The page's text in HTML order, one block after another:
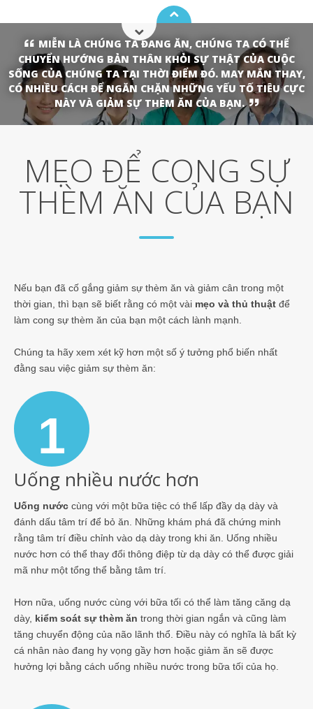
MIỄN LÀ CHÚNG TA ĐANG ĂN, CHÚNG TA CÓ THỂ
CHUYỂN HƯỚNG BẢN THÂN KHỎI SỰ THẬT CỦA CUỘC
SỐNG CỦA CHÚNG TA TẠI THỜI ĐIỂM ĐÓ. MAY MẮN THAY,
CÓ NHIỀU CÁCH ĐỂ NGĂN CHẶN NHỮNG YẾU TỐ TIÊU CỰC
NÀY VÀ GIẢM SỰ THÈM ĂN CỦA BẠN.
MẸO ĐỂ CONG SỰ
THÈM ĂN CỦA BẠN
Nếu bạn đã cố gắng giảm sự thèm ăn và giảm cân trong một
thời gian, thì bạn sẽ biết rằng có một vài mẹo và thủ thuật để
làm cong sự thèm ăn của bạn một cách lành mạnh.
Chúng ta hãy xem xét kỹ hơn một số ý tưởng phổ biến nhất
đằng sau việc giảm sự thèm ăn:
1
Uống nhiều nước hơn
Uống nước cùng với một bữa tiệc có thể lấp đầy dạ dày và
đánh dấu tâm trí để bỏ ăn. Những khám phá đã chứng minh
rằng tâm trí điều chỉnh vào dạ dày trong khi ăn. Uống nhiều
nước hơn có thể thay đổi thông điệp từ dạ dày có thể được giải
mã như một tổng thể bằng tâm trí.
Hơn nữa, uống nước cùng với bữa tối có thể làm tăng căng dạ
dày, kiểm soát sự thèm ăn trong thời gian ngắn và cũng làm
tăng chuyển động của não lãnh thổ. Điều này có nghĩa là bất kỳ
cá nhân nào đang hy vọng gầy hơn hoặc giảm ăn sẽ được
hưởng lợi bằng cách uống nhiều nước trong bữa tối của họ.